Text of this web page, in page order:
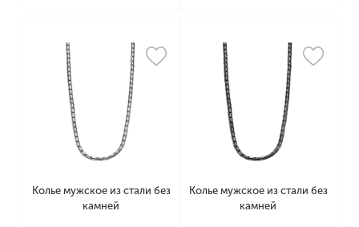
Колье мужское из стали без
камней
Колье мужское из стали без
камней